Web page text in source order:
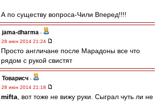
А по существу вопроса-Чили Вперед!!!!
jama-dharma -
28 июн 2014 21:24
Просто англичане после Марадоны все что
рядом с рукой свистят
Товарисч -
28 июн 2014 21:18
mifta , вот тоже не вижу руки. Сыграл чуть ли не